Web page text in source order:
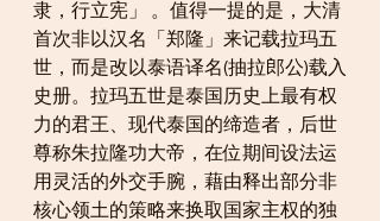
隶，行立宪」 。值得一提的是，大清
首次非以汉名「郑隆」来记载拉玛五
世，而是改以泰语译名(抽拉郎公)载入
史册。拉玛五世是泰国历史上最有权
力的君王、现代泰国的缔造者，后世
尊称朱拉隆功大帝，在位期间设法运
用灵活的外交手腕，藉由释出部分非
核心领土的策略来换取国家主权的独